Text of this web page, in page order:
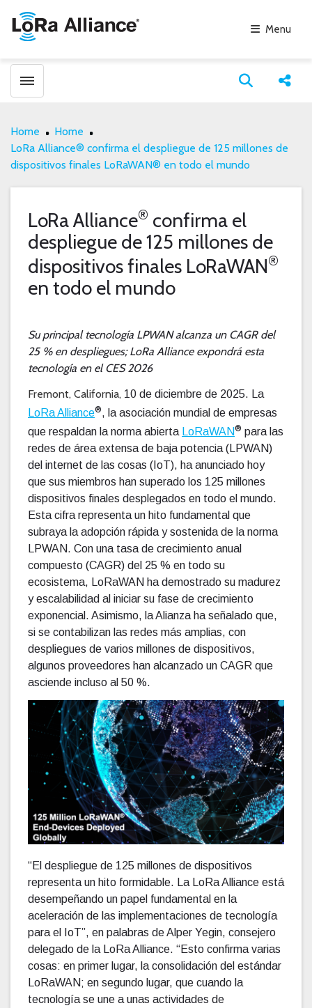
Menu
Toggle menubar Open
Home
Home
LoRa Alliance® confirma el despliegue de 125 millones de
dispositivos finales LoRaWAN® en todo el mundo
LoRa Alliance® confirma el
despliegue de 125 millones de
dispositivos finales LoRaWAN®
en todo el mundo
Su principal tecnología LPWAN alcanza un CAGR del
25 % en despliegues; LoRa Alliance expondrá esta
tecnología en el CES 2026
Fremont, California, 10 de diciembre de 2025. La
LoRa Alliance®, la asociación mundial de empresas
que respaldan la norma abierta LoRaWAN® para las
redes de área extensa de baja potencia (LPWAN)
del internet de las cosas (IoT), ha anunciado hoy
que sus miembros han superado los 125 millones
dispositivos finales desplegados en todo el mundo.
Esta cifra representa un hito fundamental que
subraya la adopción rápida y sostenida de la norma
LPWAN. Con una tasa de crecimiento anual
compuesto (CAGR) del 25 % en todo su
ecosistema, LoRaWAN ha demostrado su madurez
y escalabilidad al iniciar su fase de crecimiento
exponencial. Asimismo, la Alianza ha señalado que,
si se contabilizan las redes más amplias, con
despliegues de varios millones de dispositivos,
algunos proveedores han alcanzado un CAGR que
asciende incluso al 50 %.
“El despliegue de 125 millones de dispositivos
representa un hito formidable. La LoRa Alliance está
desempeñando un papel fundamental en la
aceleración de las implementaciones de tecnología
para el IoT”, en palabras de Alper Yegin, consejero
delegado de la LoRa Alliance. “Esto confirma varias
cosas: en primer lugar, la consolidación del estándar
LoRaWAN; en segundo lugar, que cuando la
tecnología se une a unas actividades de